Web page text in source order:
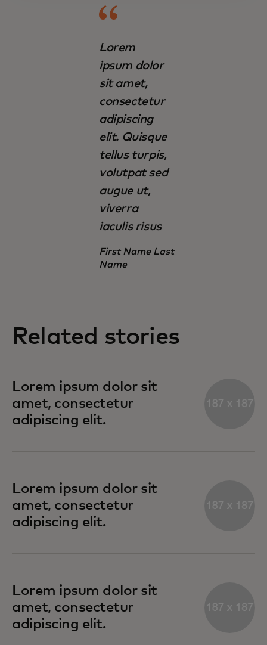
Lorem
ipsum dolor
sit amet,
consectetur
adipiscing
elit. Quisque
tellus turpis,
volutpat sed
augue ut,
viverra
iaculis risus
First Name Last
Name
Related stories
Lorem ipsum dolor sit
amet, consectetur
adipiscing elit.
Lorem ipsum dolor sit
amet, consectetur
adipiscing elit.
Lorem ipsum dolor sit
amet, consectetur
adipiscing elit.